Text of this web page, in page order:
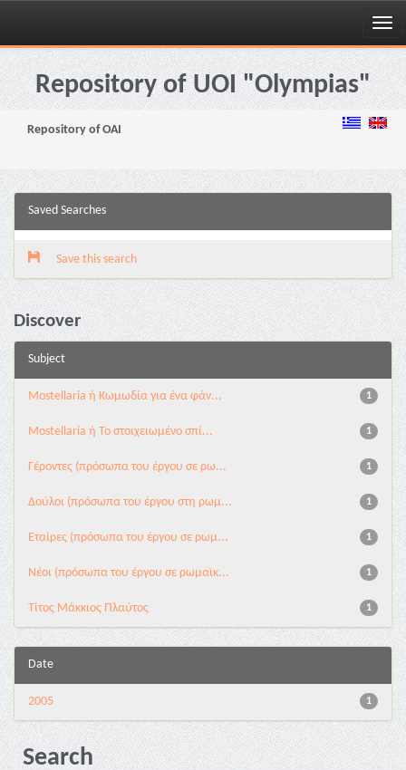
Skip
navigationRepository of UOI "Olympias"
Repository of OAI
Saved Searches
Save this search
Discover
Subject
1
Mostellaria ή Κωμωδία για ένα φάν...
1
Mostellaria ή Το στοιχειωμένο σπί...
1
Γέροντες (πρόσωπα του έργου σε ρω...
1
Δούλοι (πρόσωπα του έργου στη ρωμ...
1
Εταίρες (πρόσωπα του έργου σε ρωμ...
1
Νέοι (πρόσωπα του έργου σε ρωμαϊκ...
1
Τίτος Μάκκιος Πλαύτος
Date
1
2005
Search